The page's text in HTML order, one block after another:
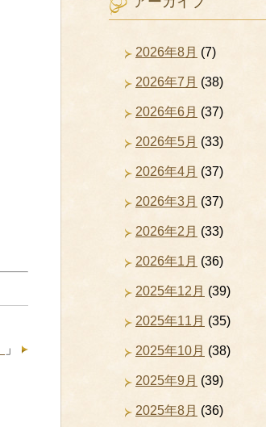
」
2026年8月 (7)
2026年7月 (38)
2026年6月 (37)
2026年5月 (33)
2026年4月 (37)
2026年3月 (37)
2026年2月 (33)
2026年1月 (36)
2025年12月 (39)
2025年11月 (35)
2025年10月 (38)
2025年9月 (39)
2025年8月 (36)